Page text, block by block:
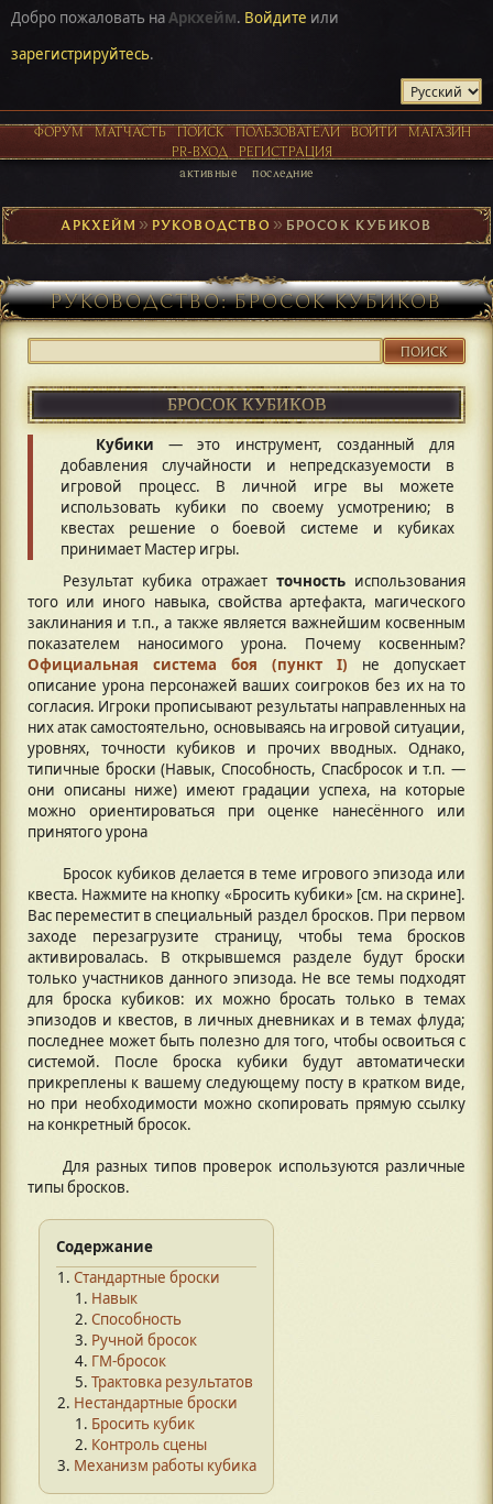
Добро пожаловать наАркхейм. Войдите или
зарегистрируйтесь.
ФОРУМ МАТЧАСТЬ ПОИСК ПОЛЬЗОВАТЕЛИ ВОЙТИ
МАГАЗИН
PR-ВХОД
РЕГИСТРАЦИЯ
активные последние
АРКХЕЙМ ►РУКОВОДСТВО ►БРОСОК КУБИКОВ
РУКОВОДСТВО: БРОСОК КУБИКОВ
ПОИСК
БРОСОК КУБИКОВ
Кубики — это инструмент, созданный для
добавления случайности и непредсказуемости в
игровой процесс. В личной игре вы можете
использовать кубики по своему усмотрению; в
квестах решение о боевой системе и кубиках
принимает Мастер игры.
Результат кубика отражает точностьиспользования
того или иного навыка, свойства артефакта, магического
заклинания и т.п., а также является важнейшим косвенным
показателем наносимого урона. Почему косвенным?
Официальная система боя (пункт I) не допускает
описание урона персонажей ваших соигроков без их на то
согласия. Игроки прописывают результаты направленных на
них атак самостоятельно, основываясь на игровой ситуации,
уровнях, точности кубиков и прочих вводных. Однако,
типичные броски (Навык, Способность, Спасбросок и т.п. —
они описаны ниже) имеют градации успеха, на которые
можно ориентироваться при оценке нанесённого или
принятого урона
Бросок кубиков делается в теме игрового эпизода или
квеста. Нажмите на кнопку «Бросить кубики» [см. на скрине].
Вас переместит в специальный раздел бросков. При первом
заходе перезагрузите страницу, чтобы тема бросков
активировалась. В открывшемся разделе будут броски
только участников данного эпизода. Не все темы подходят
для броска кубиков: их можно бросать только в темах
эпизодов и квестов, в личных дневниках и в темах флуда;
последнее может быть полезно для того, чтобы освоиться с
системой. После броска кубики будут автоматически
прикреплены к вашему следующему посту в кратком виде,
но при необходимости можно скопировать прямую ссылку
на конкретный бросок.
Для разных типов проверок используются различные
типы бросков.
Содержание
Стандартные броски
Навык
Способность
Ручной бросок
ГМ-бросок
Трактовка результатов
Нестандартные броски
Бросить кубик
Контроль сцены
Механизм работы кубика